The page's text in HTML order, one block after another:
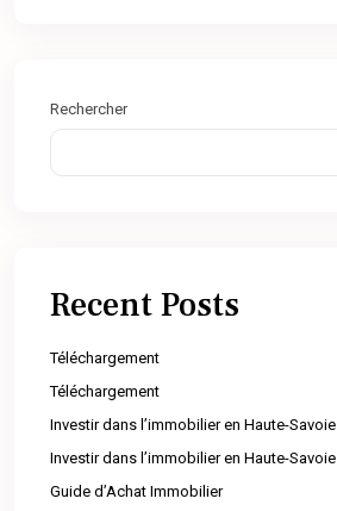
Rechercher
Recent Posts
Téléchargement
Téléchargement
Investir dans l’immobilier en Haute-Savoie
Investir dans l’immobilier en Haute-Savoie
Guide d’Achat Immobilier